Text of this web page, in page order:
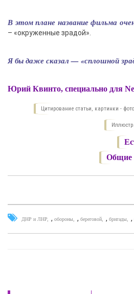
В этом плане название фильма
– «окруженные зрадой».
Я бы даже сказал — «сплошной
Юрий Квинто, специально для
Цитирование статьи, картинки -
Общие
ДНР и ЛНР , обороны , береговой , бригады ,